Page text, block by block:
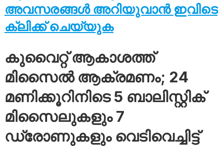
അവസരങ്ങൾ അറിയുവാൻ ഇവിടെ
ക്ലിക്ക് ചെയ്യുക
കുവൈറ്റ് ആകാശത്ത്
മിസൈൽ ആക്രമണം; 24
മണിക്കൂറിനിടെ 5 ബാലിസ്റ്റിക്
മിസൈലുകളും 7
ഡ്രോണുകളും വെടിവെച്ചിട്ട്